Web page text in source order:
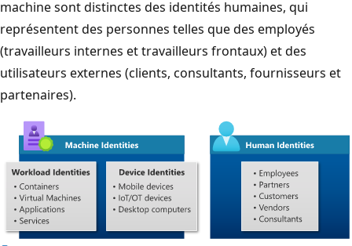
machine sont distinctes des identités humaines, qui
représentent des personnes telles que des employés
(travailleurs internes et travailleurs frontaux) et des
utilisateurs externes (clients, consultants, fournisseurs et
partenaires).